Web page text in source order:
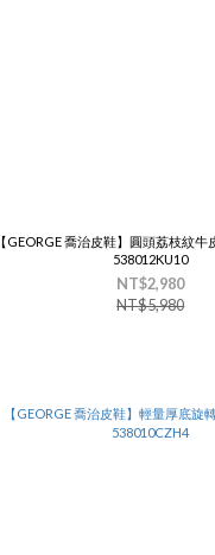
【GEORGE 喬治皮鞋】圓頭荔枝紋
538012KU10
NT$2,980
NT$5,980